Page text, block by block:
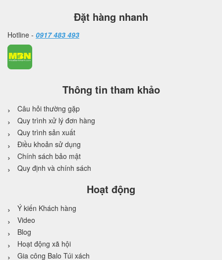
Đặt hàng nhanh
Hotline - 0917 483 493
Thông tin tham khảo
Câu hỏi thường gặp
Quy trình xử lý đơn hàng
Quy trình sản xuất
Điều khoản sử dụng
Chính sách bảo mật
Quy định và chính sách
Hoạt động
Ý kiến Khách hàng
Video
Blog
Hoạt động xã hội
Gia công Balo Túi xách